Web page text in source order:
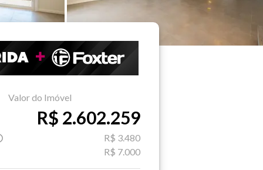
Valor do Imóvel
R$ 2.602.259
R$ 3.480
R$ 7.000